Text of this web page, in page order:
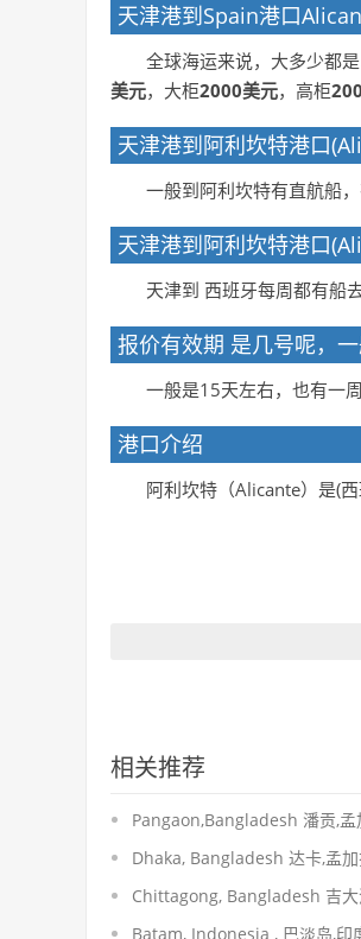
天津港到Spain港口
全球海运来说，大多少都
美元，大柜2000美元，高柜
天津港到阿利坎特港口
一般到阿利坎特有直航船
天津港到阿利坎特港口
天津到 西班牙每周都有船
报价有效期 是几号呢，
一般是15天左右，也有一
港口介绍
阿利坎特（Alicante）是(西
相关推荐
Pangaon,Bangladesh 潘贡,孟
Dhaka, Bangladesh 达卡,孟加
Chittagong, Bangladesh 吉大
Batam, Indonesia , 巴淡岛,印